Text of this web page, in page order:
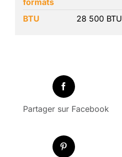
BTU 28 500 BTU
Partager sur Facebook